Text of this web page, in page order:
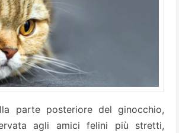
parte posteriore del ginocchio,
agli amici felini più stretti,